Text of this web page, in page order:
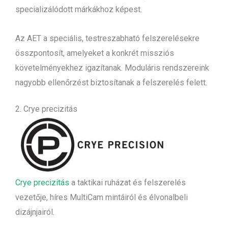
specializálódott márkákhoz képest.
Az AET a speciális, testreszabható felszerelésekre
összpontosít, amelyeket a konkrét missziós
követelményekhez igazítanak. Moduláris rendszereink
nagyobb ellenőrzést biztosítanak a felszerelés felett.
2. Crye precizitás
Crye precizitás a taktikai ruházat és felszerelés
vezetője, híres MultiCam mintáiról és élvonalbeli
dizájnjairól.